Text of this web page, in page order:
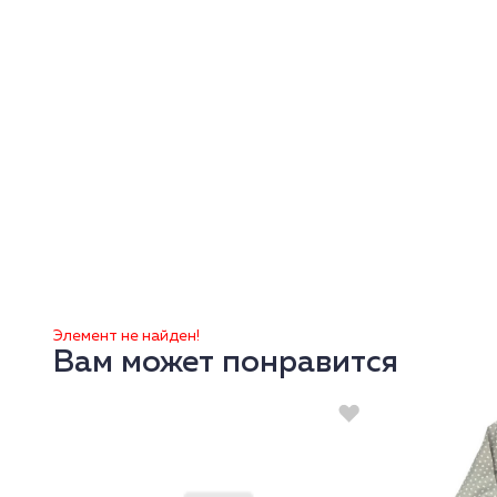
Элемент не найден!
Вам может понравится